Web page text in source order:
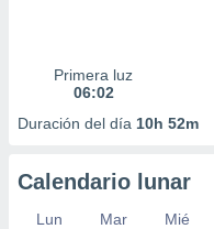
Primera luz
06:02
Duración del día 10h 52m
Calendario lunar
Lun Mar Mié